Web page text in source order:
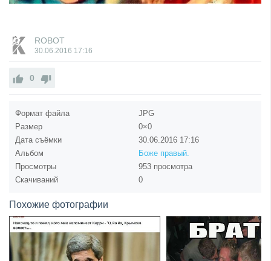
ROBOT
30.06.2016 17:16
0
Формат файла
JPG
Размер
0×0
Дата съёмки
30.06.2016 17:16
Альбом
Боже правый.
Просмотры
953 просмотра
Скачиваний
0
Похожие фотографии